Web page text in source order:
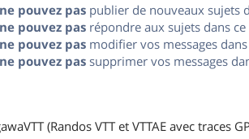
ne pouvez pas publier de nouveaux sujets
ne pouvez pas répondre aux sujets dans
ne pouvez pas modifier vos messages
ne pouvez pas supprimer vos messages
(Randos VTT et VTTAE avec traces